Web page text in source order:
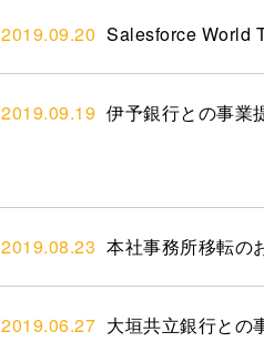
2019.09.20 Salesforce World
2019.09.19 伊予銀行との事業
2019.08.23 本社事務所移転の
2019.06.27 大垣共立銀行との